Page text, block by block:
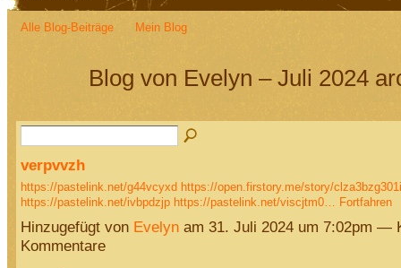
Alle Blog-Beiträge Mein Blog
Blog von Evelyn – Juli 2024
verpvvzh
https://pastelink.net/g44vcyxd https://open.firstory.me/story/
https://pastelink.net/ivbpdzjp https://pastelink.net/viscjtm0… Fortfahren
Hinzugefügt von Evelynam 31. Juli 2024 um 7:02pm —
Kommentare